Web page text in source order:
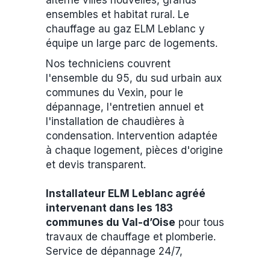
ensembles et habitat rural. Le
chauffage au gaz ELM Leblanc y
équipe un large parc de logements.
Nos techniciens couvrent
l'ensemble du 95, du sud urbain aux
communes du Vexin, pour le
dépannage, l'entretien annuel et
l'installation de chaudières à
condensation. Intervention adaptée
à chaque logement, pièces d'origine
et devis transparent.
Installateur ELM Leblanc agréé
intervenant dans les 183
communes du Val-d’Oise pour tous
travaux de chauffage et plomberie.
Service de dépannage 24/7,